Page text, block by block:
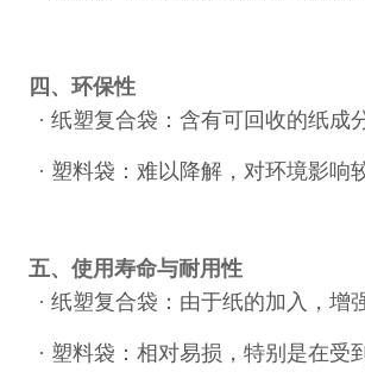
四、环保性
· 纸塑复合袋：含有可回收的纸成
· 塑料袋：难以降解，对环境影响
五、使用寿命与耐用性
· 纸塑复合袋：由于纸的加入，增
· 塑料袋：相对易损，特别是在受